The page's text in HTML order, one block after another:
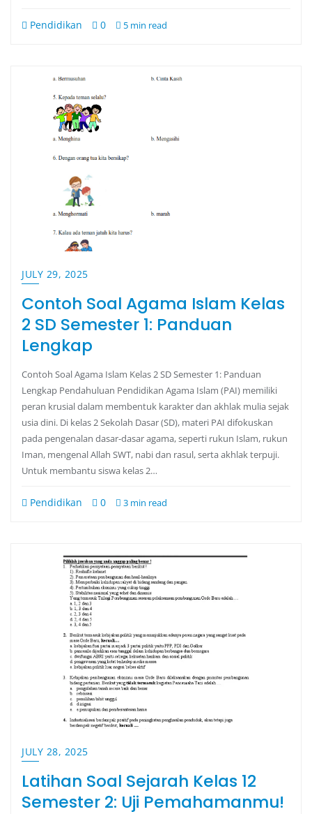
Pendidikan 0 5 min read
JULY 29, 2025
Contoh Soal Agama Islam Kelas
2 SD Semester 1: Panduan
Lengkap
Contoh Soal Agama Islam Kelas 2 SD Semester 1: Panduan
Lengkap Pendahuluan Pendidikan Agama Islam (PAI) memiliki
peran krusial dalam membentuk karakter dan akhlak mulia sejak
usia dini. Di kelas 2 Sekolah Dasar (SD), materi PAI difokuskan
pada pengenalan dasar-dasar agama, seperti rukun Islam, rukun
Iman, mengenal Allah SWT, nabi dan rasul, serta akhlak terpuji.
Untuk membantu siswa kelas 2…
Pendidikan 0 3 min read
JULY 28, 2025
Latihan Soal Sejarah Kelas 12
Semester 2: Uji Pemahamanmu!